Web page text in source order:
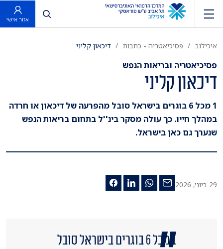
פתח חיפוש
אזור אישי
איכילוב פסיכיאטריה - כתבות דיכאון קליני
פסיכיאטריה ובריאות הנפש
דיכאון קליני
1 מכל 6 בוגרים בישראל סובל מהפרעה של דיכאון או חרדה
במהלך חייו. כך עולה מסקר בינ''ל בתחום בריאות הנפש
שנערך גם כאן בישראל.
29 ביוני, 2026
1 מכל 6 בוגרים בישראל סובל